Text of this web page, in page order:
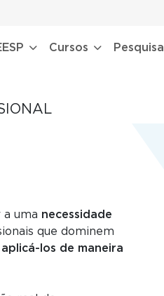
principal
Cursos Pesquisa
a uma necessidade
que dominem
aplicá-los de maneira